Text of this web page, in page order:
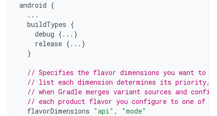
android {
...
buildTypes {
debug {...}
release {...}
}
// Specifies the flavor dimensions you want to
// list each dimension determines its priority,
// when Gradle merges variant sources and
// each product flavor you configure to one of
flavorDimensions "api" , "mode"